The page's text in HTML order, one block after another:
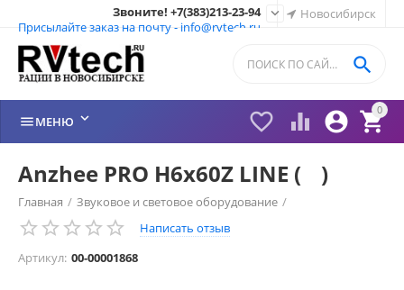
Новосибирск
Звоните! +7(383)213-23-94
Присылайте заказ на почту - info@rvtech.ru

0


 

МЕНЮ 
Anzhee PRO H6x60Z LINE (ᅠ)
Главная / Звуковое и световое оборудование /
Anzhee и PROCBET
Вращающиеся головы
Написать отзыв
Артикул: 00-00001868